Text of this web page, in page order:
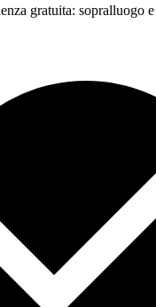
gratuita: sopralluogo